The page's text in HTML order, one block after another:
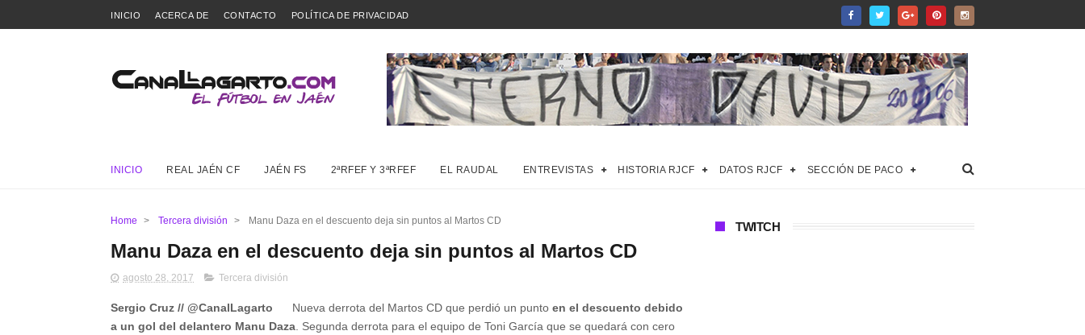
INICIO ACERCA DE CONTACTO POLÍTICA DE PRIVACIDAD
INICIO REAL JAÉN CF JAÉN FS 2ªRFEF Y 3ªRFEF EL RAUDAL ENTREVISTAS HISTORIA RJCF DATOS RJCF SECCIÓN DE PACO
Home > Tercera división > Manu Daza en el descuento deja sin puntos al Martos CD
Manu Daza en el descuento deja sin puntos al Martos CD
agosto 28, 2017 Tercera división
Sergio Cruz // @CanalLagarto Nueva derrota del Martos CD que perdió un punto en el descuento debido
a un gol del delantero Manu Daza . Segunda derrota para el equipo de Toni García que se quedará con cero
TWITCH